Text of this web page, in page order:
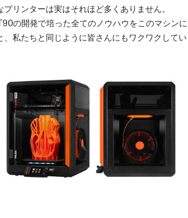
リンターは実はそれほど多くありません。
の開発で培った全てのノウハウをこのマシンに
、私たちと同じように皆さんにもワクワクしてい